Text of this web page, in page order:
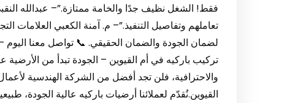
فقط! الشغل نظيف جدًا والخامة ممتازة.”– عبدالله
تعاملهم وتفاصيل التنفيذ.”– م. آمنة الكعبي العلامات
تركيب باركيه في أم القيوين – الجودة تبدأ من
والاحترافية، فلن تجد أفضل من الشركة الهندسية
القيوين.نُقدّم لعملائنا أرضيات باركيه عالية الجودة،